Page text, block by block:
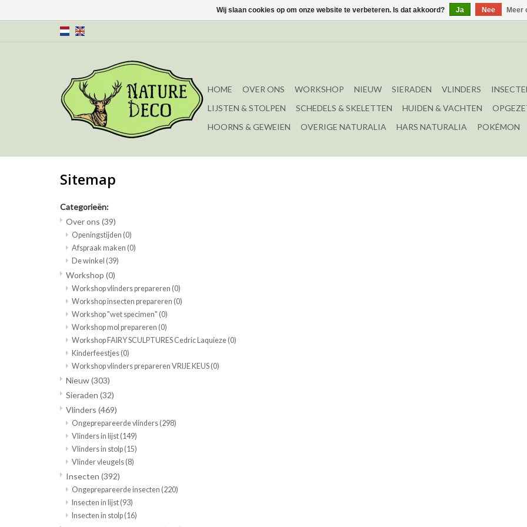
HOME OVER ONS WORKSHOP NIEUW SIERADEN VLINDERS
LIJSTEN & STOLPEN
SCHEDELS & SKELETTEN HUIDEN & VACHTEN
HOORNS & GEWEIEN
OVERIGE NATURALIA HARS NATURALIA POKÉMON
Sitemap
Categorieën:
Over ons (39)
Openingstijden (0)
Afspraak maken (0)
De winkel (39)
Workshop (0)
Workshop vlinders prepareren (0)
Workshop insecten prepareren (0)
Workshop "wet specimen" (0)
Workshop mol prepareren (0)
Workshop FAIRY SCULPTURES Cedric Laquieze(0)
Kinderfeestjes(0)
Workshop vlinders prepareren VRIJE KEUS(0)
Nieuw(303)
Sieraden (32)
Vlinders (469)
Ongeprepareerde vlinders(298)
Vlinders in lijst(149)
Vlinders in stolp(15)
Vlinder vleugels(8)
Insecten (392)
Ongeprepareerde insecten (220)
Insecten in lijst(93)
Insecten in stolp(16)
Wij slaan cookies op om onze website te verbeteren. Is dat akkoord? Ja Nee Meer